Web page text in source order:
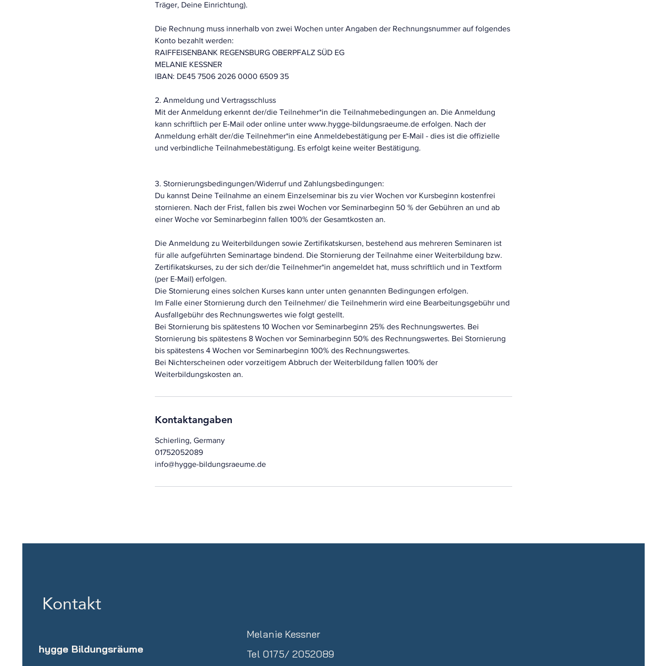
Träger, Deine Einrichtung).
Die Rechnung muss innerhalb von zwei Wochen unter Angaben der Rechnungsnummer auf folgendes
Konto bezahlt werden:
RAIFFEISENBANK REGENSBURG OBERPFALZ SÜD EG
MELANIE KESSNER
IBAN: DE45 7506 2026 0000 6509 35
2. Anmeldung und Vertragsschluss
Mit der Anmeldung erkennt der/die Teilnehmer*in die Teilnahmebedingungen an. Die Anmeldung
kann schriftlich per E-Mail oder online unter www.hygge-bildungsraeume.de erfolgen. Nach der
Anmeldung erhält der/die Teilnehmer*in eine Anmeldebestätigung per E-Mail - dies ist die offizielle
und verbindliche Teilnahmebestätigung. Es erfolgt keine weiter Bestätigung.
3. Stornierungsbedingungen/Widerruf und Zahlungsbedingungen:
Du kannst Deine Teilnahme an einem Einzelseminar bis zu vier Wochen vor Kursbeginn kostenfrei
stornieren. Nach der Frist, fallen bis zwei Wochen vor Seminarbeginn 50 % der Gebühren an und ab
einer Woche vor Seminarbeginn fallen 100% der Gesamtkosten an.
Die Anmeldung zu Weiterbildungen sowie Zertifikatskursen, bestehend aus mehreren Seminaren ist
für alle aufgeführten Seminartage bindend. Die Stornierung der Teilnahme einer Weiterbildung bzw.
Zertifikatskurses, zu der sich der/die Teilnehmer*in angemeldet hat, muss schriftlich und in Textform
(per E-Mail) erfolgen.
Die Stornierung eines solchen Kurses kann unter unten genannten Bedingungen erfolgen.
Im Falle einer Stornierung durch den Teilnehmer/ die Teilnehmerin wird eine Bearbeitungsgebühr und
Ausfallgebühr des Rechnungswertes wie folgt gestellt.
Bei Stornierung bis spätestens 10 Wochen vor Seminarbeginn 25% des Rechnungswertes. Bei
Stornierung bis spätestens 8 Wochen vor Seminarbeginn 50% des Rechnungswertes. Bei Stornierung
bis spätestens 4 Wochen vor Seminarbeginn 100% des Rechnungswertes.
Bei Nichterscheinen oder vorzeitigem Abbruch der Weiterbildung fallen 100% der
Weiterbildungskosten an.
Kontaktangaben
Schierling, Germany
01752052089
info@hygge-bildungsraeume.de
Kontakt
hygge Bildungsräume
Melanie Kessner
Tel 0175/ 2052089